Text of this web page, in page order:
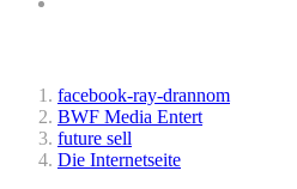
facebook-ray-drannom
BWF Media Entert
future sell
Die Internetseite